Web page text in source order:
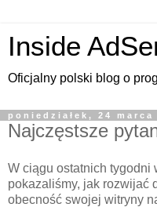
Inside
Oficjalny polski blog o
poniedziałek, 24 marca
Najczęstsze
W ciągu ostatnich tygodni
pokazaliśmy, jak rozwijać
obecność swojej witryny